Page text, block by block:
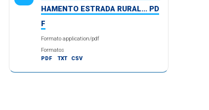
HAMENTO ESTRADA RURAL... PD
F
Formato application/pdf
Formatos
PDF
TXT CSV